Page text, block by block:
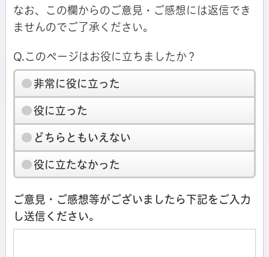
なお、この欄からのご意見・ご感想には返信でき
ませんのでご了承ください。
Q.このページはお役に立ちましたか？
非常に役に立った
役に立った
どちらともいえない
役に立たなかった
ご意見・ご感想等がございましたら下記をご入力
し送信ください。